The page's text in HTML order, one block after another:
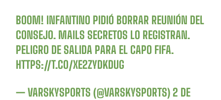
BOOM! INFANTINO PIDIÓ BORRAR REUNIÓN DEL
CONSEJO. MAILS SECRETOS LO REGISTRAN.
PELIGRO DE SALIDA PARA EL CAPO FIFA.
HTTPS://T.CO/XE2ZYDKDUG
— VARSKYSPORTS (@VARSKYSPORTS)2 DE